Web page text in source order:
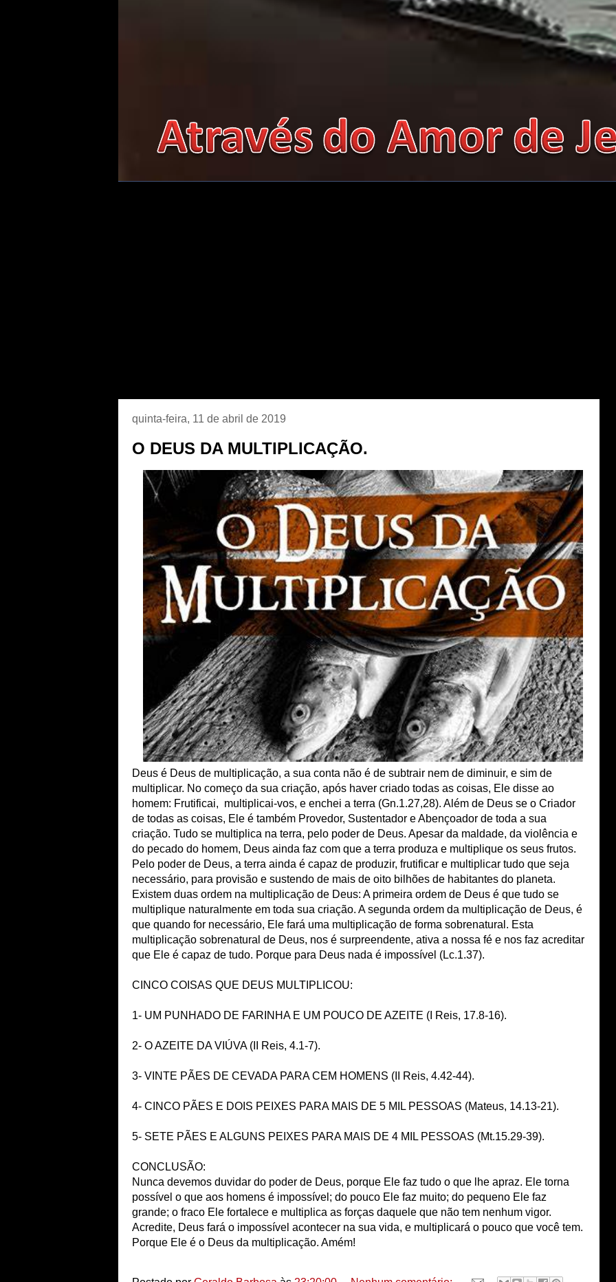
quinta-feira, 11 de abril de 2019
O DEUS DA MULTIPLICAÇÃO.
Deus é Deus de multiplicação, a sua conta não é de subtrair nem de diminuir, e sim de
multiplicar. No começo da sua criação, após haver criado todas as coisas, Ele disse ao
homem: Frutificai, multiplicai-vos, e enchei a terra (Gn.1.27,28). Além de Deus se o Criador
de todas as coisas, Ele é também Provedor, Sustentador e Abençoador de toda a sua
criação. Tudo se multiplica na terra, pelo poder de Deus. Apesar da maldade, da violência e
do pecado do homem, Deus ainda faz com que a terra produza e multiplique os seus frutos.
Pelo poder de Deus, a terra ainda é capaz de produzir, frutificar e multiplicar tudo que seja
necessário, para provisão e sustendo de mais de oito bilhões de habitantes do planeta.
Existem duas ordem na multiplicação de Deus: A primeira ordem de Deus é que tudo se
multiplique naturalmente em toda sua criação. A segunda ordem da multiplicação de Deus, é
que quando for necessário, Ele fará uma multiplicação de forma sobrenatural. Esta
multiplicação sobrenatural de Deus, nos é surpreendente, ativa a nossa fé e nos faz acreditar
que Ele é capaz de tudo. Porque para Deus nada é impossível (Lc.1.37).
CINCO COISAS QUE DEUS MULTIPLICOU:
1- UM PUNHADO DE FARINHA E UM POUCO DE AZEITE (I Reis, 17.8-16).
2- O AZEITE DA VIÚVA (II Reis, 4.1-7).
3- VINTE PÃES DE CEVADA PARA CEM HOMENS (II Reis, 4.42-44).
4- CINCO PÃES E DOIS PEIXES PARA MAIS DE 5 MIL PESSOAS (Mateus, 14.13-21).
5- SETE PÃES E ALGUNS PEIXES PARA MAIS DE 4 MIL PESSOAS (Mt.15.29-39).
CONCLUSÃO:
Nunca devemos duvidar do poder de Deus, porque Ele faz tudo o que lhe apraz. Ele torna
possível o que aos homens é impossível; do pouco Ele faz muito; do pequeno Ele faz
grande; o fraco Ele fortalece e multiplica as forças daquele que não tem nenhum vigor.
Acredite, Deus fará o impossível acontecer na sua vida, e multiplicará o pouco que você tem.
Porque Ele é o Deus da multiplicação. Amém!